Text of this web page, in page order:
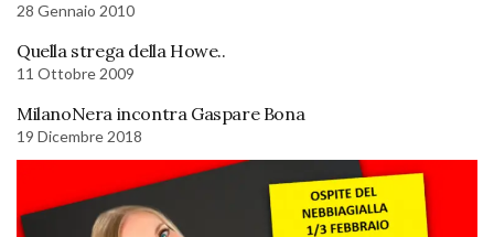
28 Gennaio 2010
Quella strega della Howe..
11 Ottobre 2009
MilanoNera incontra Gaspare Bona
19 Dicembre 2018